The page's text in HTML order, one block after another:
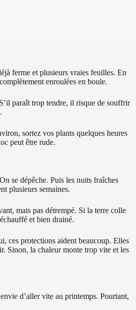
ferme et plusieurs vraies feuilles. En
enroulées en boule.
paraît trop tendre, il risque de souffrir
sortez vos plants quelques heures
peut être rude.
se dépêche. Puis les nuits fraîches
plusieurs semaines.
mais pas détrempé. Si la terre colle
et bien drainé.
ces protections aident beaucoup. Elles
Sinon, la chaleur monte trop vite et les
d’aller vite au printemps. Pourtant,